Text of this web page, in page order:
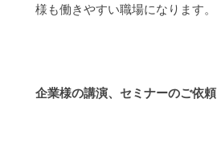
様も働きやすい職場になります。
企業様の講演、セミナーのご依頼